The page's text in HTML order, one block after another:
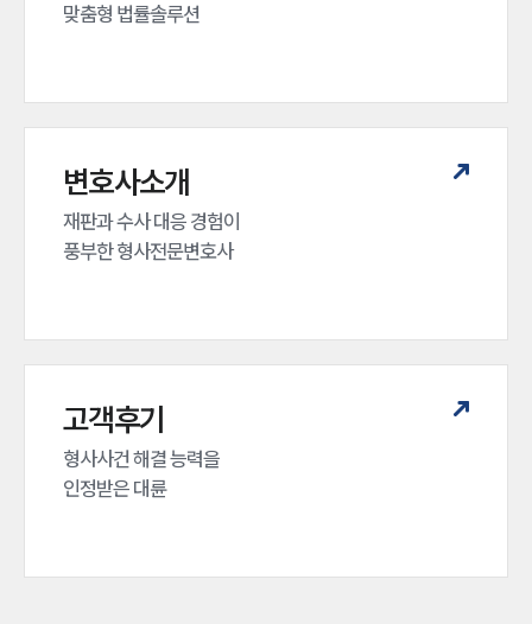
맞춤형 법률솔루션
변호사소개
재판과 수사 대응 경험이
풍부한 형사전문변호사
고객후기
형사사건 해결 능력을
인정받은 대륜